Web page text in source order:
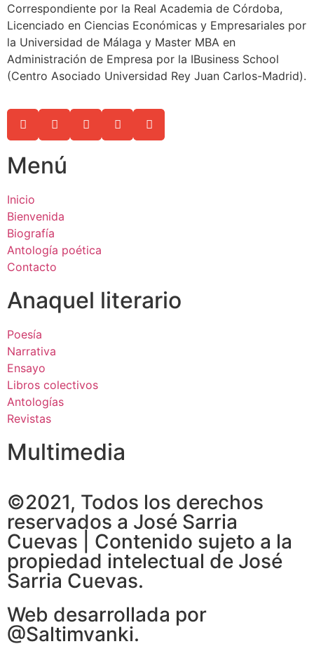
Correspondiente por la Real Academia de Córdoba,
Licenciado en Ciencias Económicas y Empresariales por
la Universidad de Málaga y Master MBA en
Administración de Empresa por la IBusiness School
(Centro Asociado Universidad Rey Juan Carlos-Madrid).
Menú
Inicio
Bienvenida
Biografía
Antología poética
Contacto
Anaquel literario
Poesía
Narrativa
Ensayo
Libros colectivos
Antologías
Revistas
Multimedia
©2021, Todos los derechos
reservados a José Sarria
Cuevas | Contenido sujeto a la
propiedad intelectual de José
Sarria Cuevas.
Web desarrollada por
@Saltimvanki.